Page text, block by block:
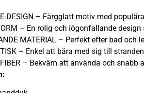
DESIGN – Färgglatt motiv med
– En rolig och iögonfallande
MATERIAL – Perfekt efter bad och
– Enkel att bära med sig till
– Bekväm att använda och snabb